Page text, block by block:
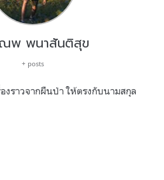
พ พนาสันติสุข
+ posts
งราวจากผืนป่า ให้ตรงกับนามสกุล